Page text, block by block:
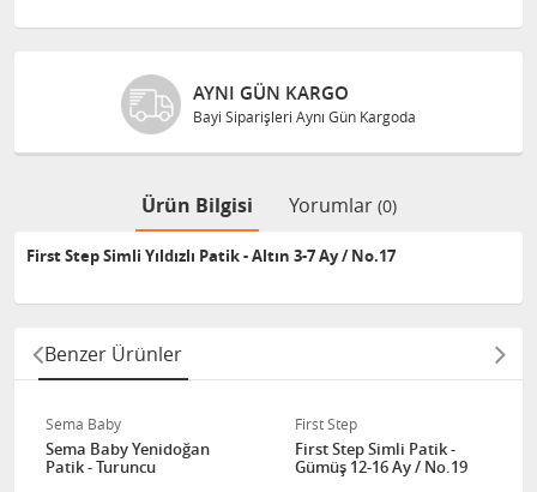
AYNI GÜN KARGO
Bayi Siparişleri Aynı Gün Kargoda
Ürün Bilgisi Yorumlar (0)
First Step Simli Yıldızlı Patik - Altın 3-7 Ay / No.17
Benzer Ürünler
Sema Baby
Sema Baby Yenidoğan
Patik - Turuncu
First Step
First Step Simli Patik -
Gümüş 12-16 Ay / No.19